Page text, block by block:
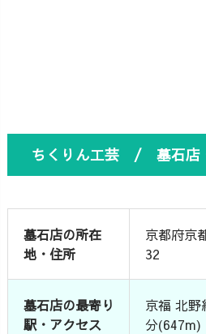
ちくりん工芸 / 墓石店
墓石店の所在
地・住所
京都府京
32
墓石店の最寄り
駅・アクセス
京福 北野
分(647m)